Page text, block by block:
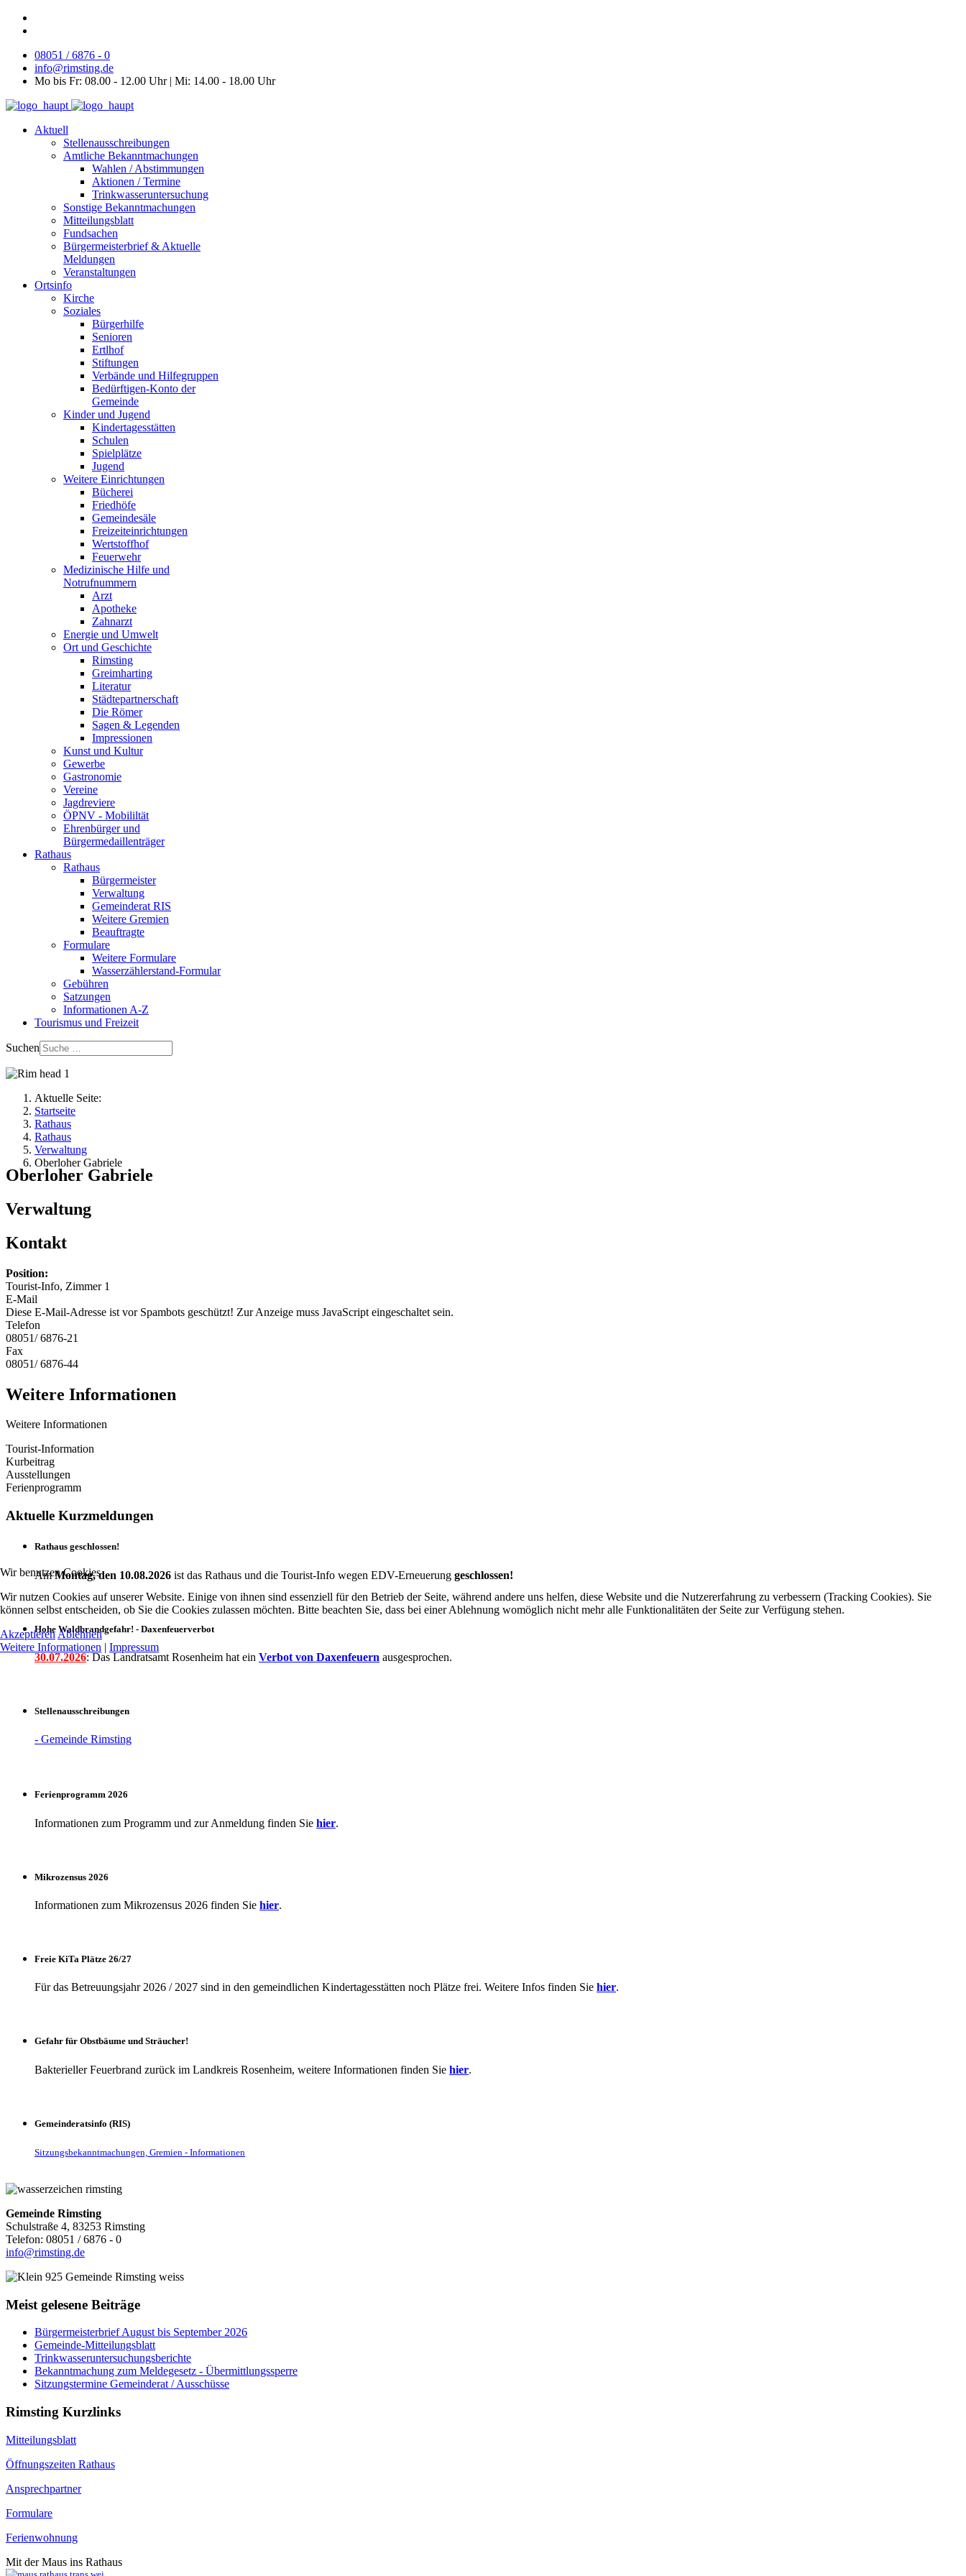
08051 / 6876 - 0
info@rimsting.de
Mo bis Fr: 08.00 - 12.00 Uhr | Mi: 14.00 - 18.00 Uhr
Aktuell
Stellenausschreibungen
Amtliche Bekanntmachungen
Wahlen / Abstimmungen
Aktionen / Termine
Trinkwasseruntersuchung
Sonstige Bekanntmachungen
Mitteilungsblatt
Fundsachen
Bürgermeisterbrief & Aktuelle
Meldungen
Veranstaltungen
Ortsinfo
Kirche
Soziales
Bürgerhilfe
Senioren
Ertlhof
Stiftungen
Verbände und Hilfegruppen
Bedürftigen-Konto der
Gemeinde
Kinder und Jugend
Kindertagesstätten
Schulen
Spielplätze
Jugend
Weitere Einrichtungen
Bücherei
Friedhöfe
Gemeindesäle
Freizeiteinrichtungen
Wertstoffhof
Feuerwehr
Medizinische Hilfe und
Notrufnummern
Arzt
Apotheke
Zahnarzt
Energie und Umwelt
Ort und Geschichte
Rimsting
Greimharting
Literatur
Städtepartnerschaft
Die Römer
Sagen & Legenden
Impressionen
Kunst und Kultur
Gewerbe
Gastronomie
Vereine
Jagdreviere
ÖPNV - Mobililtät
Ehrenbürger und
Bürgermedaillenträger
Rathaus
Rathaus
Bürgermeister
Verwaltung
Gemeinderat RIS
Weitere Gremien
Beauftragte
Formulare
Weitere Formulare
Wasserzählerstand-Formular
Gebühren
Satzungen
Informationen A-Z
Tourismus und Freizeit
Suchen
Aktuelle Seite:
Startseite
Rathaus
Rathaus
Verwaltung
Oberloher Gabriele
Oberloher Gabriele
Verwaltung
Kontakt
Position:
Tourist-Info, Zimmer 1
E-Mail
Diese E-Mail-Adresse ist vor Spambots geschützt! Zur Anzeige muss JavaScript eingeschaltet sein.
Telefon
08051/ 6876-21
Fax
08051/ 6876-44
Weitere Informationen
Weitere Informationen
Tourist-Information
Kurbeitrag
Ausstellungen
Ferienprogramm
Aktuelle Kurzmeldungen
Rathaus geschlossen!
AmMontag, den 10.08.2026 ist das Rathaus und die Tourist-Info wegen EDV-Erneuerung geschlossen!
Hohe Waldbrandgefahr! - Daxenfeuerverbot
30.07.2026: Das Landratsamt Rosenheim hat ein Verbot von Daxenfeuern ausgesprochen.
Stellenausschreibungen
- Gemeinde Rimsting
Ferienprogramm 2026
Informationen zum Programm und zur Anmeldung finden Sie hier.
Mikrozensus 2026
Informationen zum Mikrozensus 2026 finden Sie hier.
Freie KiTa Plätze 26/27
Für das Betreuungsjahr 2026 / 2027 sind in den gemeindlichen Kindertagesstätten noch Plätze frei. Weitere Infos finden Sie hier.
Gefahr für Obstbäume und Sträucher!
Bakterieller Feuerbrand zurück im Landkreis Rosenheim, weitere Informationen finden Sie hier.
Gemeinderatsinfo (RIS)
Sitzungsbekanntmachungen, Gremien - Informationen
Gemeinde Rimsting
Schulstraße 4, 83253 Rimsting
Telefon: 08051 / 6876 - 0
info@rimsting.de
Meist gelesene Beiträge
Bürgermeisterbrief August bis September 2026
Gemeinde-Mitteilungsblatt
Trinkwasseruntersuchungsberichte
Bekanntmachung zum Meldegesetz - Übermittlungssperre
Sitzungstermine Gemeinderat / Ausschüsse
Rimsting Kurzlinks
Mitteilungsblatt
Öffnungszeiten Rathaus
Ansprechpartner
Formulare
Ferienwohnung
Mit der Maus ins Rathaus
Wir benutzen Cookies
Wir nutzen Cookies auf unserer Website. Einige von ihnen sind essenziell für den Betrieb der Seite, während andere uns helfen, diese Website und die Nutzererfahrung zu verbessern (Tracking Cookies). Sie
können selbst entscheiden, ob Sie die Cookies zulassen möchten. Bitte beachten Sie, dass bei einer Ablehnung womöglich nicht mehr alle Funktionalitäten der Seite zur Verfügung stehen.
Akzeptieren Ablehnen
Weitere Informationen | Impressum